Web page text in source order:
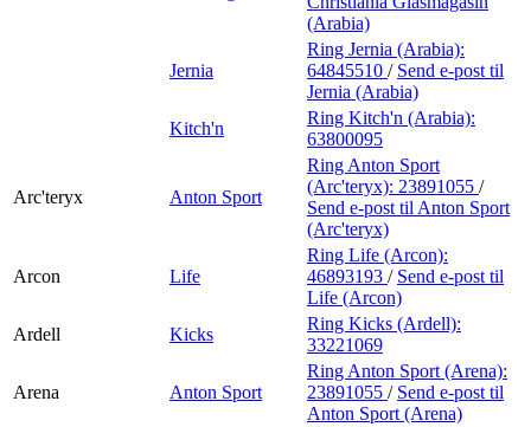
(Arabia)
Jernia
Ring Jernia (Arabia):
64845510 / Send e-post til
Jernia (Arabia)
Kitch'n
Ring Kitch'n (Arabia):
63800095
Arc'teryx Anton Sport
Ring Anton Sport
(Arc'teryx): 23891055 /
Send e-post til Anton Sport
(Arc'teryx)
Arcon Life
Ring Life (Arcon):
46893193 / Send e-post til
Life (Arcon)
Ardell
Kicks
Ring Kicks (Ardell):
33221069
Arena Anton Sport
Ring Anton Sport (Arena):
23891055 / Send e-post til
Anton Sport (Arena)